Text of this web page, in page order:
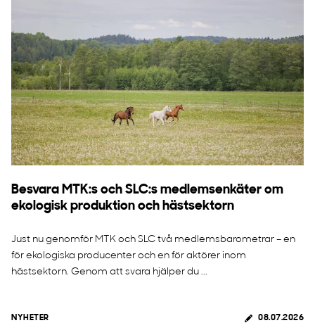
Besvara MTK:s och SLC:s medlemsenkäter om
ekologisk produktion och hästsektorn
Just nu genomför MTK och SLC två medlemsbarometrar – en
för ekologiska producenter och en för aktörer inom
hästsektorn. Genom att svara hjälper du ...
NYHETER 08.07.2026